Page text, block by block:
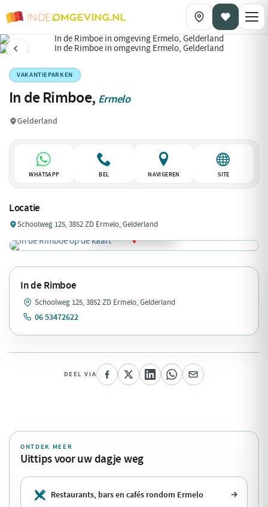
VAKANTIEPARKEN
In de Rimboe, Ermelo
Gelderland
WHATSAPP BEL NAVIGEREN SITE
Locatie
Schoolweg 125, 3852 ZD Ermelo, Gelderland
In de Rimboe
Schoolweg 125, 3852 ZD Ermelo, Gelderland
06 53472622
DEEL VIA
ONTDEK MEER
Uittips voor uw dagje weg
Restaurants, bars en cafés rondom Ermelo